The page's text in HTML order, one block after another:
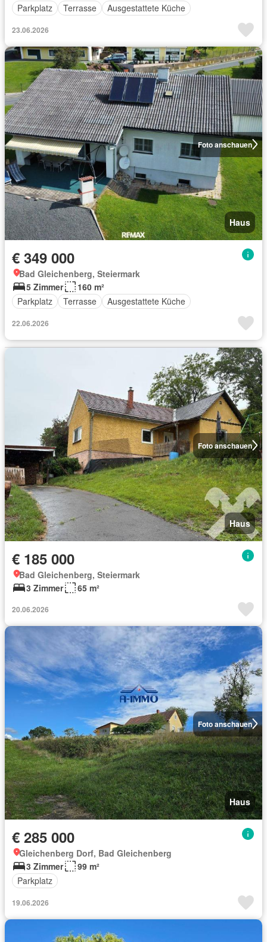
Parkplatz
Terrasse Ausgestattete Küche
23.06.2026
Foto anschauen
Haus
€ 349 000
Bad Gleichenberg, Steiermark
5 Zimmer
160 m²
Parkplatz
Terrasse Ausgestattete Küche
22.06.2026
Foto anschauen
Haus
€ 185 000
Bad Gleichenberg, Steiermark
3 Zimmer
65 m²
20.06.2026
Foto anschauen
Haus
€ 285 000
Gleichenberg Dorf, Bad Gleichenberg
3 Zimmer
99 m²
Parkplatz
19.06.2026